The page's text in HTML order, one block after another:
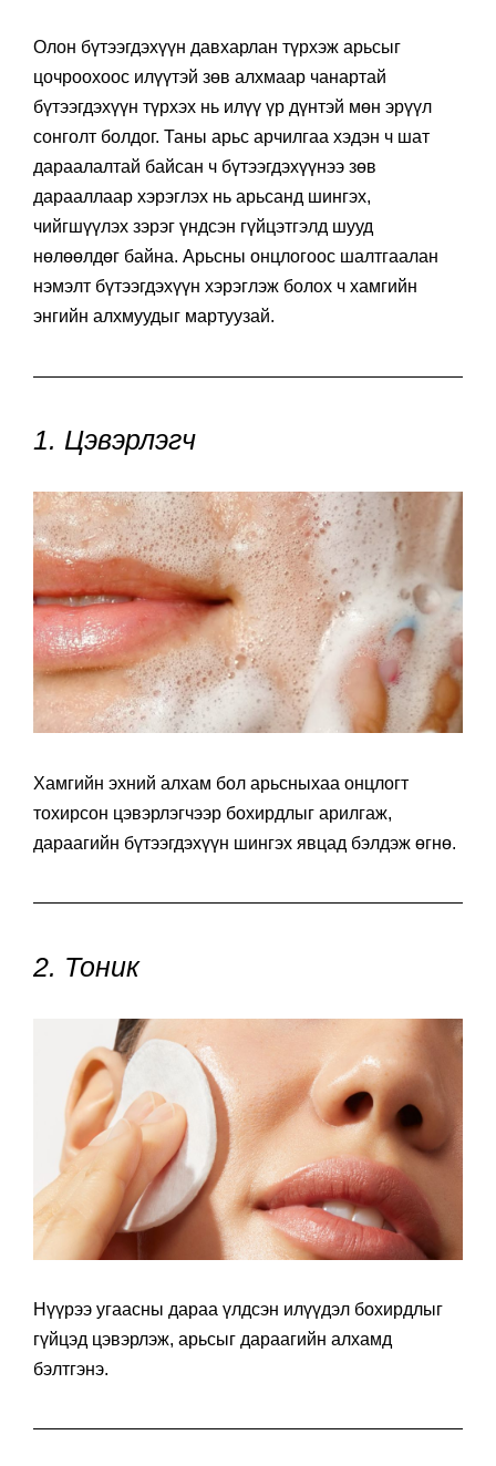
Олон бүтээгдэхүүн давхарлан түрхэж арьсыг
цочроохоос илүүтэй зөв алхмаар чанартай
бүтээгдэхүүн түрхэх нь илүү үр дүнтэй мөн эрүүл
сонголт болдог. Таны арьс арчилгаа хэдэн ч шат
дараалалтай байсан ч бүтээгдэхүүнээ зөв
дарааллаар хэрэглэх нь арьсанд шингэх,
чийгшүүлэх зэрэг үндсэн гүйцэтгэлд шууд
нөлөөлдөг байна. Арьсны онцлогоос шалтгаалан
нэмэлт бүтээгдэхүүн хэрэглэж болох ч хамгийн
энгийн алхмуудыг мартуузай.
1. Цэвэрлэгч
Хамгийн эхний алхам бол арьсныхаа онцлогт
тохирсон цэвэрлэгчээр бохирдлыг арилгаж,
дараагийн бүтээгдэхүүн шингэх явцад бэлдэж өгнө.
2. Тоник
Нүүрээ угаасны дараа үлдсэн илүүдэл бохирдлыг
гүйцэд цэвэрлэж, арьсыг дараагийн алхамд
бэлтгэнэ.